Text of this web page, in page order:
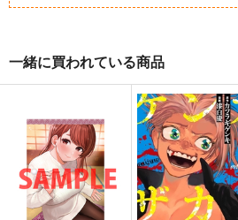
一緒に買われている商品